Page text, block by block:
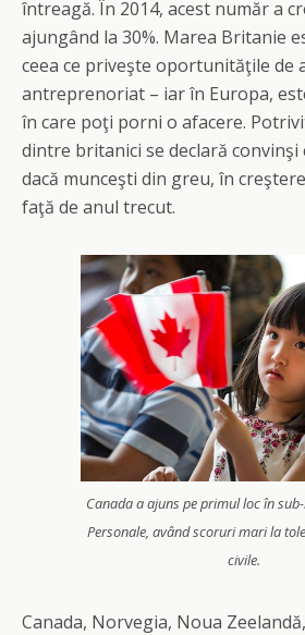
întreagă. În 2014, acest număr a
ajungând la 30%. Marea Britanie
ceea ce priveşte oportunităţile de
antreprenoriat – iar în Europa,
în care poţi porni o afacere.
dintre britanici se declară
dacă munceşti din greu, în
faţă de anul trecut.
Canada a ajuns pe primul loc în
Personale, având scoruri mari la
civile.
Canada, Norvegia, Noua